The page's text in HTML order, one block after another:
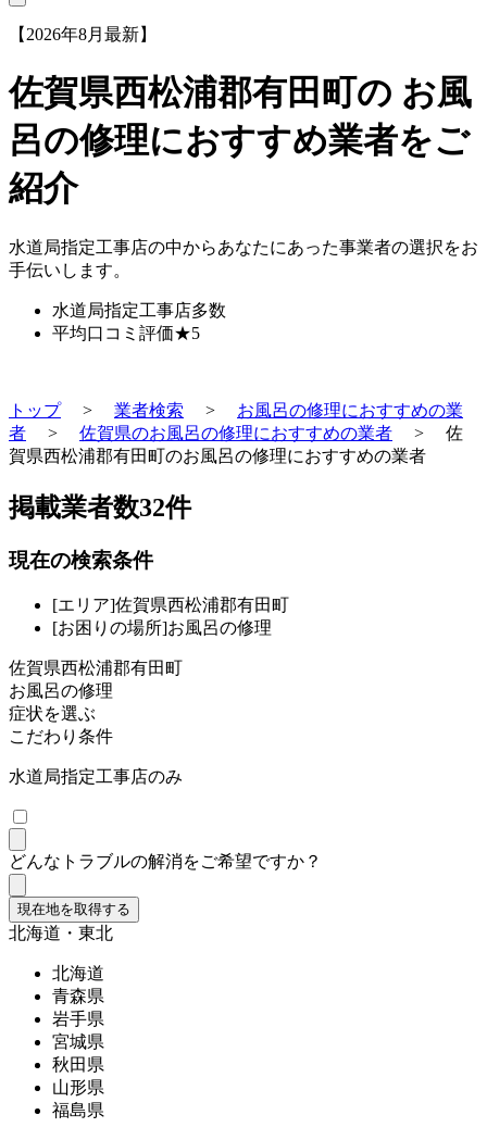
【2026年8月最新】
佐賀県西松浦郡有田町の お風
呂の修理におすすめ業者をご
紹介
水道局指定工事店の中からあなたにあった事業者の選択をお
手伝いします。
水道局指定工事店多数
平均口コミ評価★5
トップ> 業者検索 > お風呂の修理におすすめの業
者 > 佐賀県のお風呂の修理におすすめの業者 > 佐
賀県西松浦郡有田町のお風呂の修理におすすめの業者
掲載業者数32件
現在の検索条件
[エリア]佐賀県西松浦郡有田町
[お困りの場所]お風呂の修理
佐賀県西松浦郡有田町
お風呂の修理
症状を選ぶ
こだわり条件
水道局指定工事店のみ
どんなトラブルの解消をご希望ですか？
現在地を取得する
北海道・東北
北海道
青森県
岩手県
宮城県
秋田県
山形県
福島県